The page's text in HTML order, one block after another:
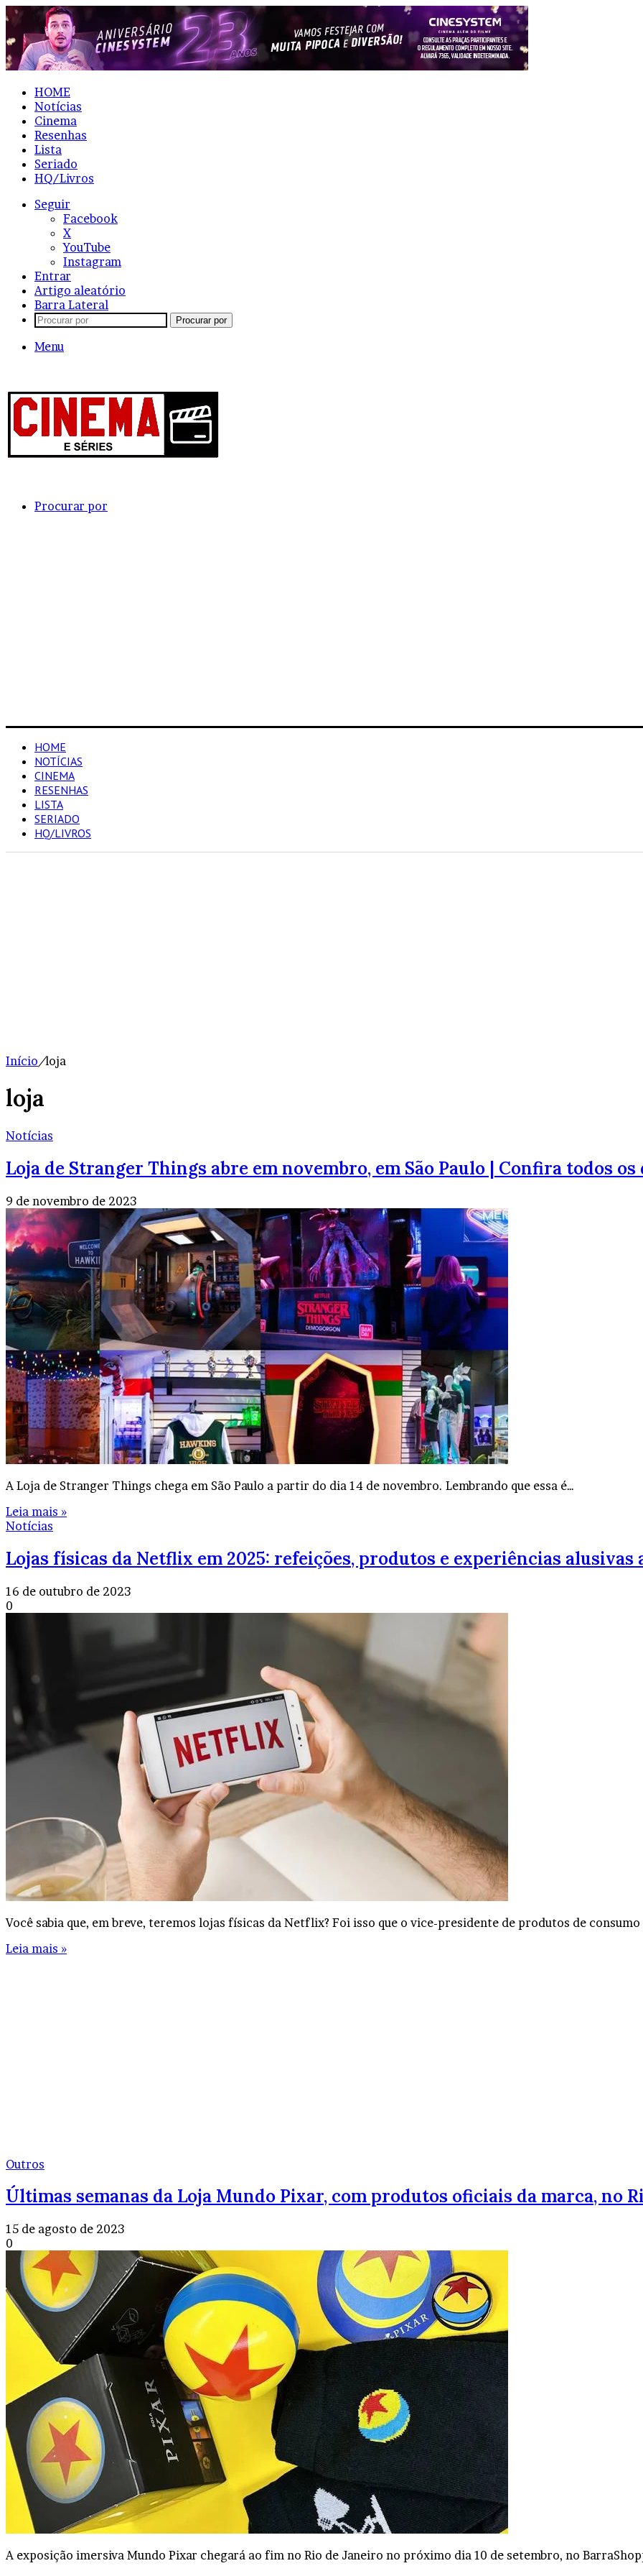
HOME
Notícias
Cinema
Resenhas
Lista
Seriado
HQ/Livros
Seguir
Facebook
X
YouTube
Instagram
Entrar
Artigo aleatório
Barra Lateral
Procurar por
Menu
Procurar por
HOME
NOTÍCIAS
CINEMA
RESENHAS
LISTA
SERIADO
HQ/LIVROS
Início/loja
loja
Notícias
Loja de Stranger Things abre em novembro, em São Paulo | Confira todos os
9 de novembro de 2023
A Loja de Stranger Things chega em São Paulo a partir do dia 14 de novembro. Lembrando que essa é…
Leia mais »
Notícias
Lojas físicas da Netflix em 2025: refeições, produtos e experiências alusivas
16 de outubro de 2023
0
Você sabia que, em breve, teremos lojas físicas da Netflix? Foi isso que o vice-presidente de produtos de consumo
Leia mais »
Outros
Últimas semanas da Loja Mundo Pixar, com produtos oficiais da marca, no
15 de agosto de 2023
0
A exposição imersiva Mundo Pixar chegará ao fim no Rio de Janeiro no próximo dia 10 de setembro, no